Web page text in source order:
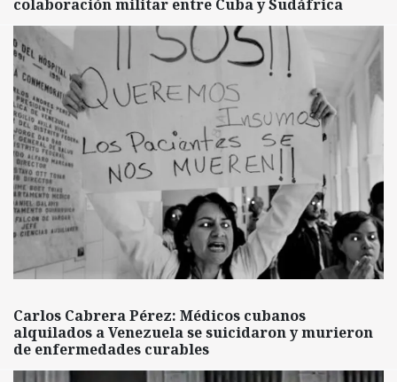
colaboración militar entre Cuba y Sudáfrica
Carlos Cabrera Pérez: Médicos cubanos
alquilados a Venezuela se suicidaron y murieron
de enfermedades curables